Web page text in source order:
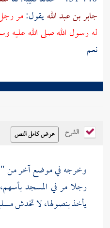
جابر بن عبد اللهيقول:مر
له رسول الله صلى الله عليه
نعم
الشرح
وخرجه في موضع آخر من "
رجلا مر في المسجد
يأخذ بنصولها، لا تخدش